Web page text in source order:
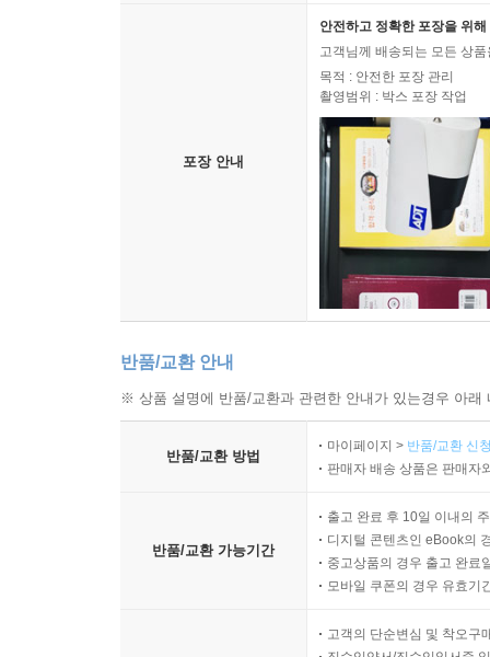
포장 안내
안전하고 정확한 포장을 위
고객님께 배송되는 모든 상
목적 : 안전한 포장 관리
촬영범위 : 박스 포장 작업
반품/교환 안내
※ 상품 설명에 반품/교환과 관련한 안내가 있는경우 아
반품/교환 방법
마이페이지 > 반품/교환 신
판매자 배송 상품은 판매자
반품/교환 가능기간
출고 완료 후 10일 이내의
디지털 콘텐츠인 eBook의
중고상품의 경우 출고 완료
모바일 쿠폰의 경우 유효기
고객의 단순변심 및 착오구